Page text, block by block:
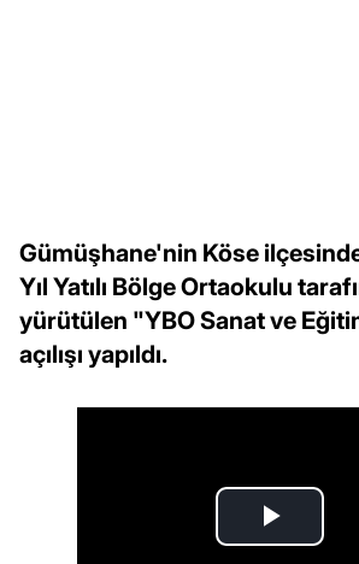
Gümüşhane'nin Köse
Yıl Yatılı Bölge Ortaokulu
yürütülen "YBO Sanat ve
açılışı yapıldı.